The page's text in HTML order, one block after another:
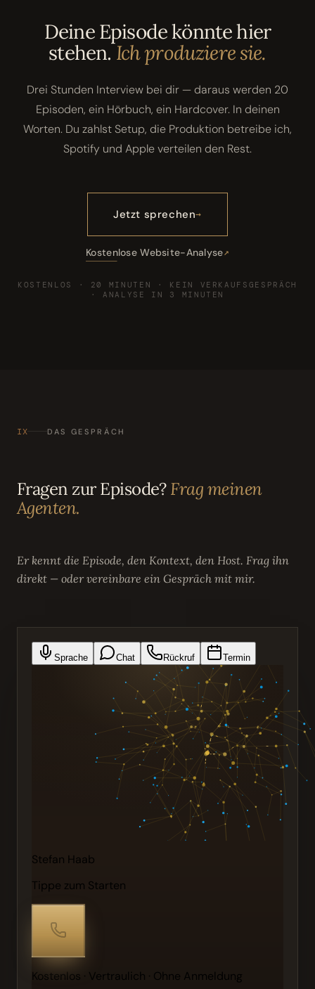
Deine Episode könnte hier
stehen.Ich produziere sie.
Drei Stunden Interview bei dir — daraus werden 20
Episoden, ein Hörbuch, ein Hardcover. In deinen
Worten. Du zahlst Setup, die Produktion betreibe ich,
Spotify und Apple verteilen den Rest.
Jetzt sprechen
Kostenlose Website-Analyse
KOSTENLOS · 20 MINUTEN · KEIN VERKAUFSGESPRÄCH
· ANALYSE IN 3 MINUTEN
IX DAS GESPRÄCH
Fragen zur Episode?Frag meinen
Agenten.
Er kennt die Episode, den Kontext, den Host. Frag ihn
direkt — oder vereinbare ein Gespräch mit mir.
Sprache Chat Rückruf Termin
Stefan Haab
Tippe zum Starten
Kostenlos · Vertraulich · Ohne Anmeldung